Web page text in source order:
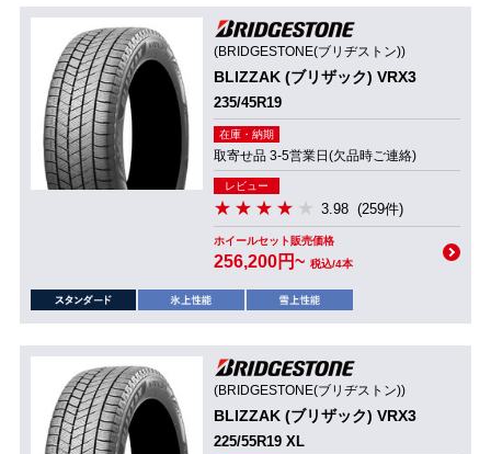
(BRIDGESTONE(ブリヂストン))
BLIZZAK (ブリザック) VRX3
235/45R19
在庫・納期
取寄せ品 3-5営業日(欠品時ご連絡)
レビュー
3.98 (259件)
ホイールセット販売価格
256,200円~ 税込/4本
(BRIDGESTONE(ブリヂストン))
BLIZZAK (ブリザック) VRX3
225/55R19 XL